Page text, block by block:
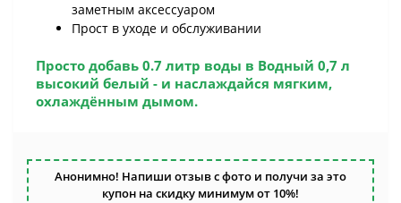
заметным аксессуаром
Прост в уходе и обслуживании
Просто добавь 0.7 литр воды в Водный 0,7 л
высокий белый - и наслаждайся мягким,
охлаждённым дымом.
Анонимно! Напиши отзыв с фото и получи за это
купон на скидку минимум от 10%!